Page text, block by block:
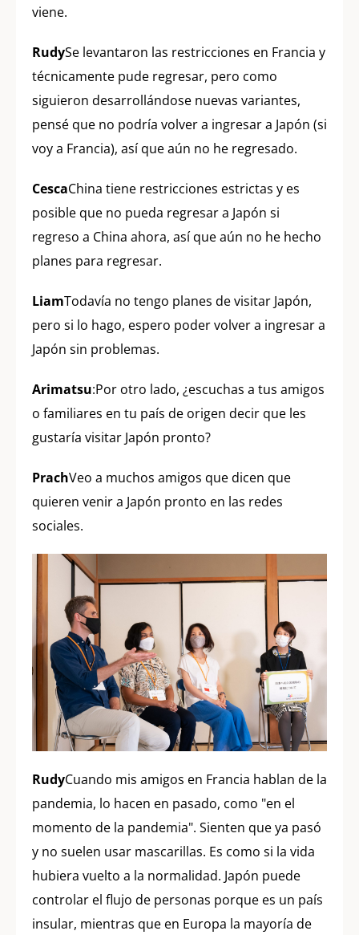
viene.
RudySe levantaron las restricciones en Francia y
técnicamente pude regresar, pero como
siguieron desarrollándose nuevas variantes,
pensé que no podría volver a ingresar a Japón (si
voy a Francia), así que aún no he regresado.
CescaChina tiene restricciones estrictas y es
posible que no pueda regresar a Japón si
regreso a China ahora, así que aún no he hecho
planes para regresar.
LiamTodavía no tengo planes de visitar Japón,
pero si lo hago, espero poder volver a ingresar a
Japón sin problemas.
Arimatsu:Por otro lado, ¿escuchas a tus amigos
o familiares en tu país de origen decir que les
gustaría visitar Japón pronto?
PrachVeo a muchos amigos que dicen que
quieren venir a Japón pronto en las redes
sociales.
RudyCuando mis amigos en Francia hablan de la
pandemia, lo hacen en pasado, como "en el
momento de la pandemia". Sienten que ya pasó
y no suelen usar mascarillas. Es como si la vida
hubiera vuelto a la normalidad. Japón puede
controlar el flujo de personas porque es un país
insular, mientras que en Europa la mayoría de